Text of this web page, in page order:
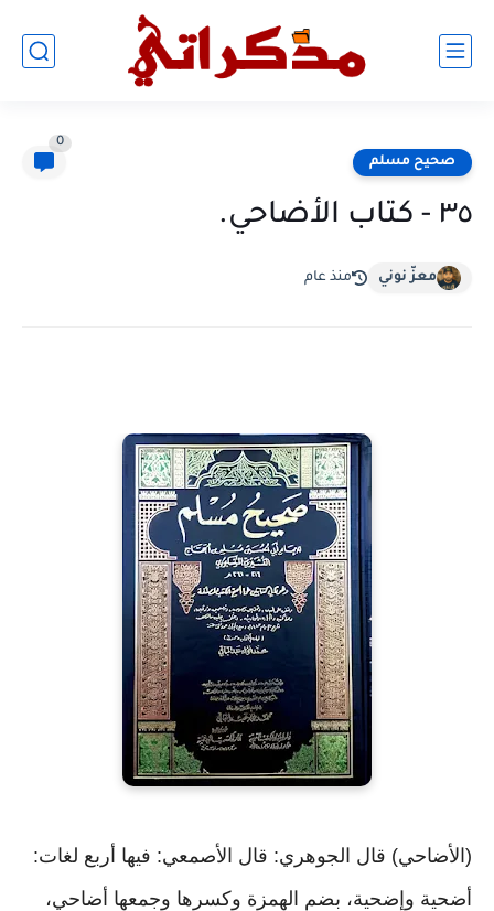
صحيح مسلم
0
٣٥ - كتاب الأضاحي.
معزّ نوني منذ عام
(الأضاحي) قال الجوهري: قال الأصمعي: فيها أربع لغات:
أضحية وإضحية، بضم الهمزة وكسرها وجمعها أضاحي،